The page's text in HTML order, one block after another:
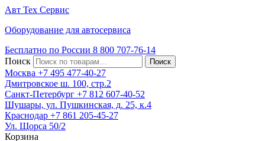
Авт Тех Сервис
Оборудование для автосервиса
Бесплатно по России 8 800 707-76-14
Поиск
Москва +7 495 477-40-27
Дмитровское ш. 100, стр.2
Санкт-Петербург +7 812 607-40-52
Шушары, ул. Пушкинская, д. 25, к.4
Краснодар +7 861 205-45-27
Ул. Щорса 50/2
Корзина